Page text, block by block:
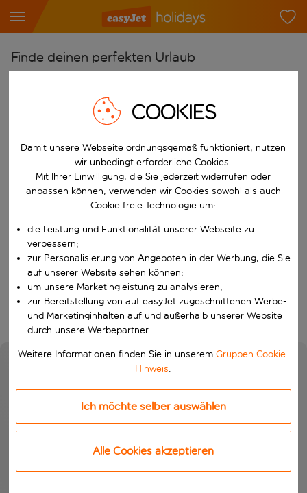
Finde deinen perfekten Urlaub
Beginne mit der Eingabe für die automatische
Flughafen wählen
Beginne mit der Eingabe für die automatische
Reiseziel wählen
Wähle ein Ab- und Rückflugdatum aus.
Reisezeitraum wählen
Wann
Wer
Suchen
COOKIES
Damit unsere Webseite ordnungsgemäß funktioniert, nutzen
wir unbedingt erforderliche Cookies.
Mit Ihrer Einwilligung, die Sie jederzeit widerrufen oder
anpassen können, verwenden wir Cookies sowohl als auch
Cookie freie Technologie um:
die Leistung und Funktionalität unserer Webseite zu
verbessern;
zur Personalisierung von Angeboten in der Werbung, die Sie
auf unserer Website sehen können;
um unsere Marketingleistung zu analysieren;
zur Bereitstellung von auf easyJet zugeschnittenen Werbe-
und Marketinginhalten auf und außerhalb unserer Website
durch unsere Werbepartner.
Weitere Informationen finden Sie in unserem Gruppen Cookie-
Hinweis.
Ich möchte selber auswählen
Alle Cookies akzeptieren